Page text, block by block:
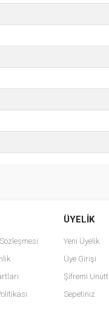
ÜYELİK
Yeni Üyelik
Üye Girişi
Şifremi
Sepetiniz